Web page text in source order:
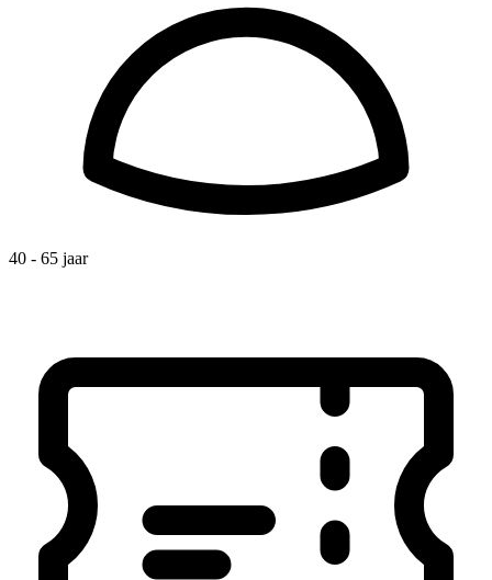
40 - 65 jaar